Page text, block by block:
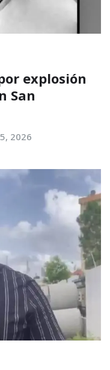
explosión
San
2026